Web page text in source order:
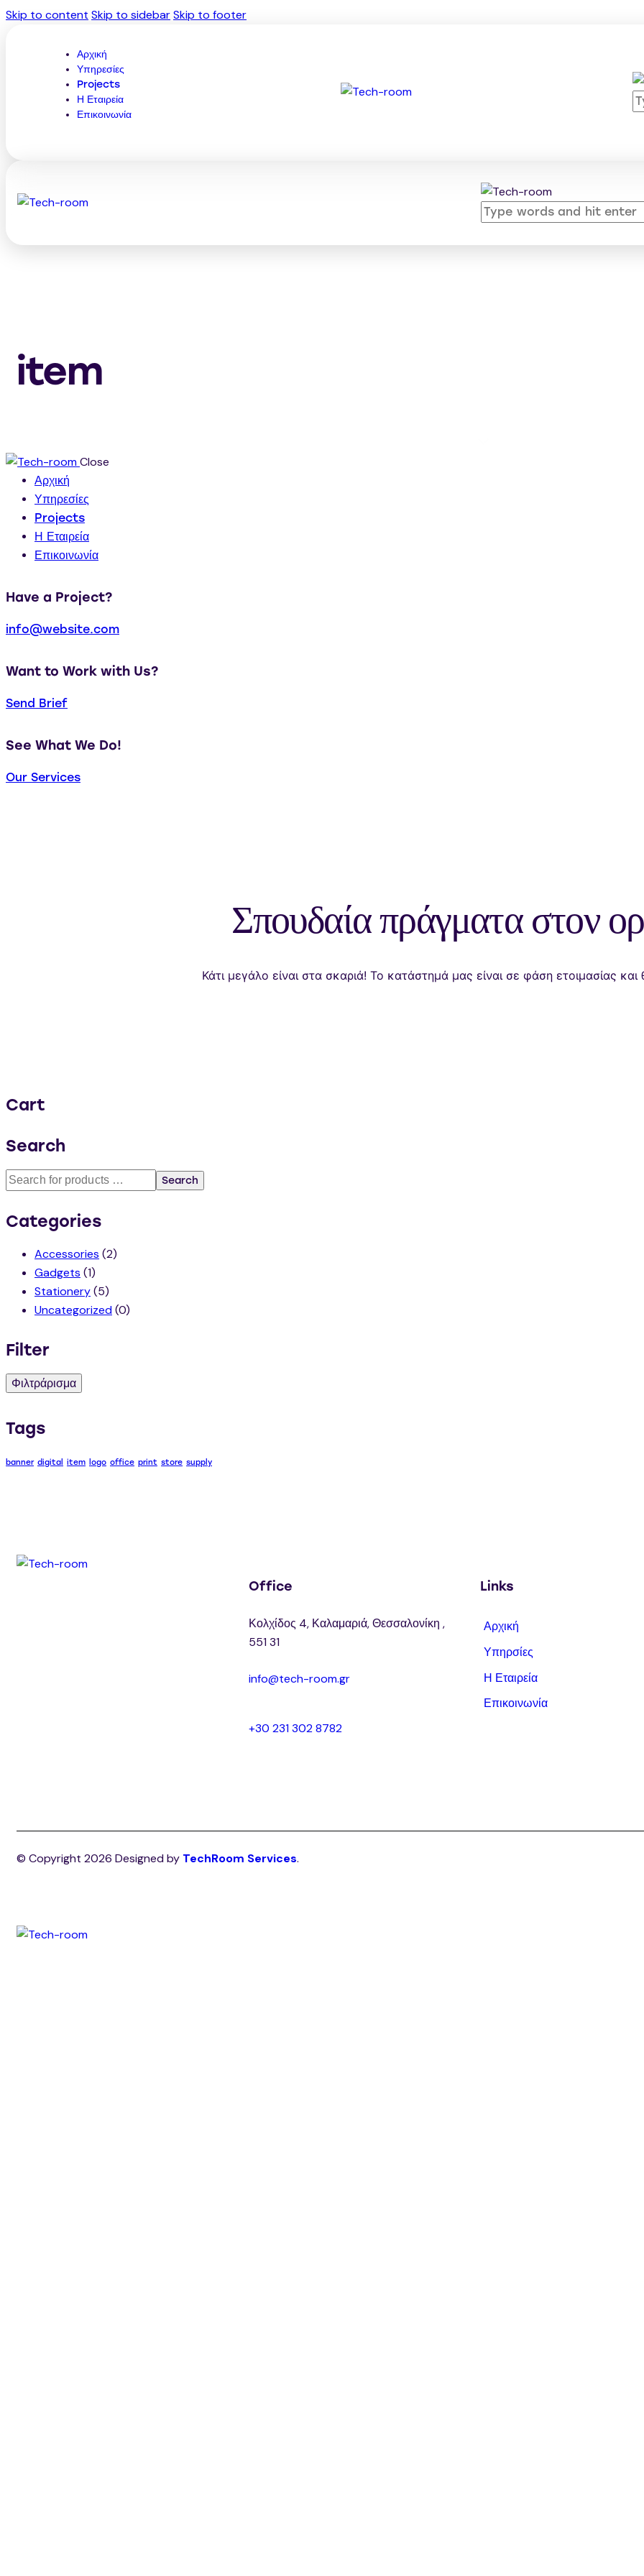
Skip to content Skip to sidebarSkip to footer
Αρχική
Υπηρεσίες
Projects
Η Εταιρεία
Επικοινωνία
item
Close
Αρχική
Υπηρεσίες
Projects
Η Εταιρεία
Επικοινωνία
Have a Project?
info@website.com
Want to Work with Us?
Send Brief
See What We Do!
Our Services
Σπουδαία πράγματα στον
Κάτι μεγάλο είναι στα σκαριά! Το κατάστημά μας είναι σε φάση ετοιμασίας και
Cart
Search
Search
Categories
Accessories (2)
Gadgets (1)
Stationery(5)
Uncategorized(0)
Filter
Φιλτράρισμα
Tags
banner digital item logo office print store supply
Office
Κολχίδος 4, Καλαμαριά, Θεσσαλονίκη ,
551 31
info@tech-room.gr
+30 231 302 8782
Links
Αρχική
Υπηρσίες
Η Εταιρεία
Επικοινωνία
© Copyright 2026 Designed by TechRoom Services.